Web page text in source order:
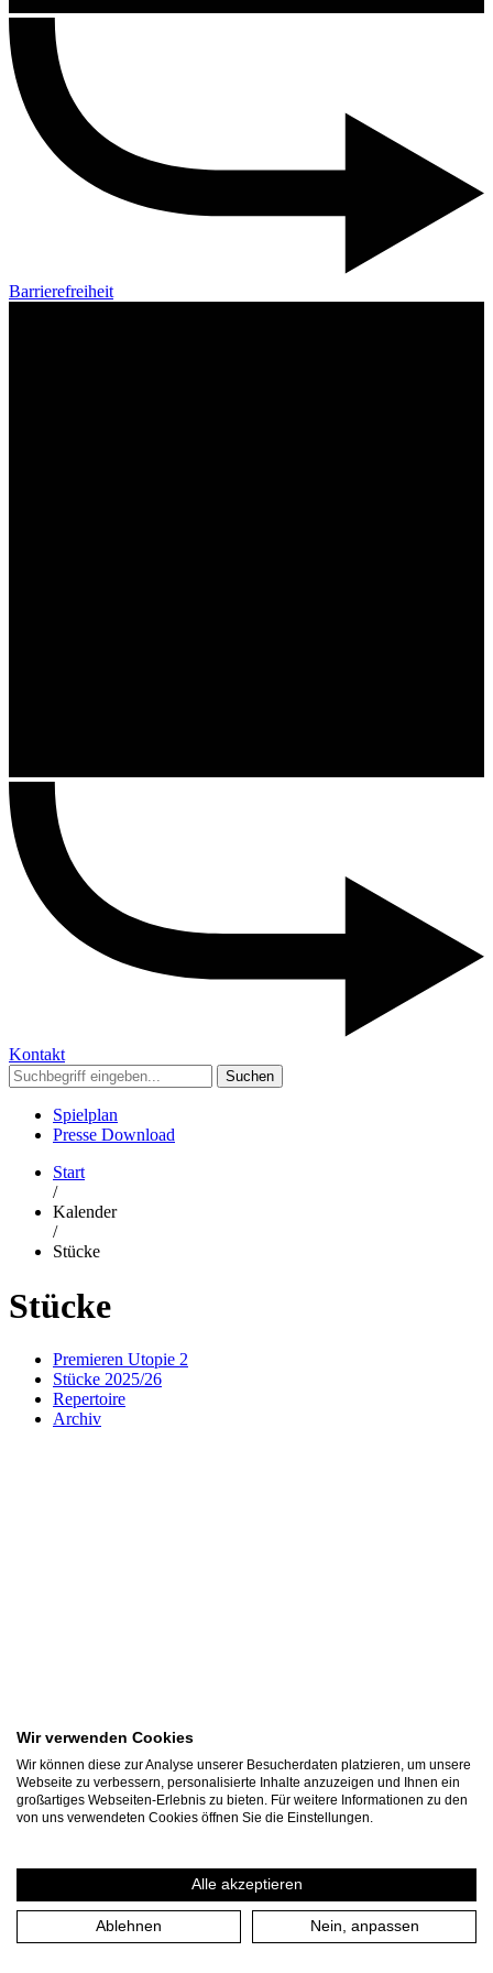
Barrierefreiheit
Kontakt
Suchen
Spielplan
Presse Download
Start
/
Kalender
/
Stücke
Stücke
Premieren Utopie 2
Stücke 2025/26
Repertoire
Archiv
Wir Nietzsche (UA)
mit Texten von Friedrich Nietzsche
Wir verwenden Cookies
Wir können diese zur Analyse unserer Besucherdaten platzieren, um unsere
Webseite zu verbessern, personalisierte Inhalte anzuzeigen und Ihnen ein
großartiges Webseiten-Erlebnis zu bieten. Für weitere Informationen zu den
von uns verwendeten Cookies öffnen Sie die Einstellungen.
Alle akzeptieren
Ablehnen Nein, anpassen